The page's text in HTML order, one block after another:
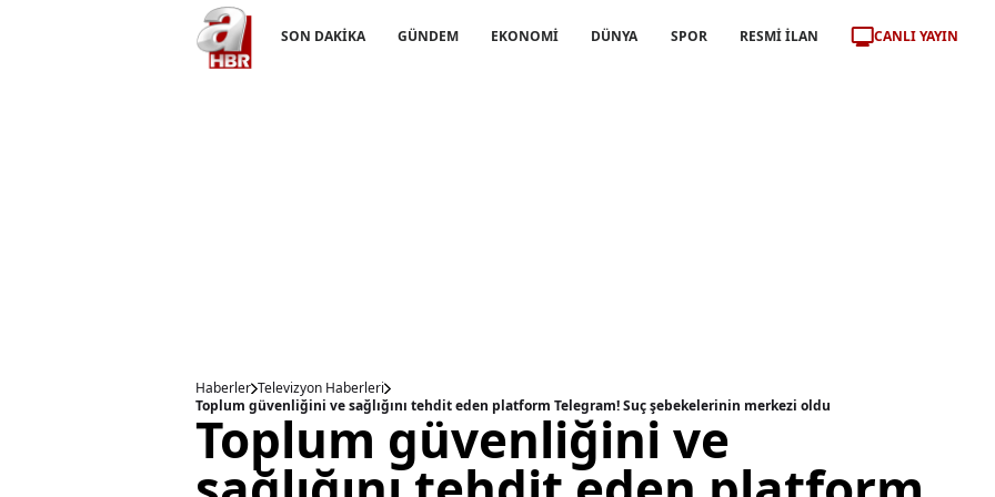
SON DAKİKA GÜNDEM EKONOMİ DÜNYA SPOR RESMİ İLAN CANLI YAYIN
Haberler Televizyon Haberleri
Toplum güvenliğini ve sağlığını tehdit eden platform Telegram! Suç şebekelerinin merkezi oldu
Toplum güvenliğini ve